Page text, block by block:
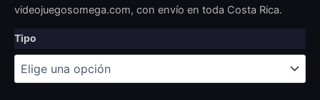
videojuegosomega.com, con envío en toda Costa Rica.
Tipo